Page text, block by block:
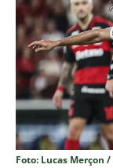
Foto: Lucas Merçon